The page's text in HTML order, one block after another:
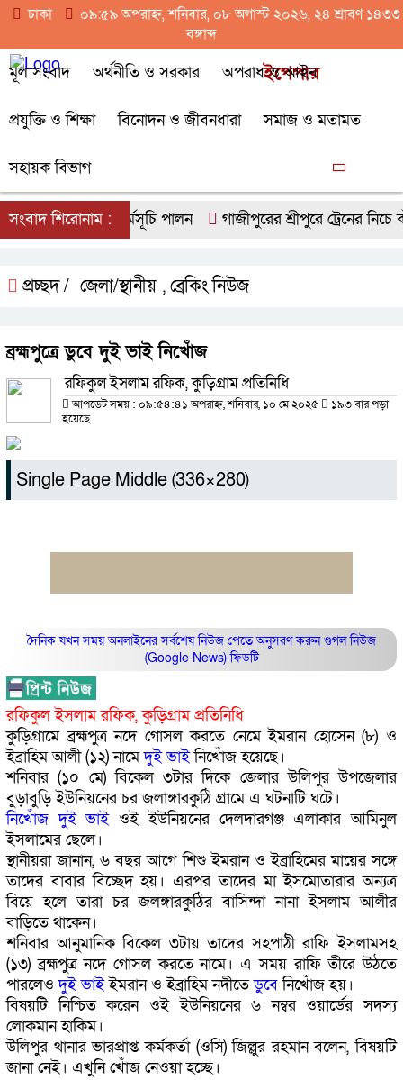
ঢাকা
০৯:৫৯ অপরাহ্ন, শনিবার, ০৮ অগাস্ট ২০২৬, ২৪ শ্রাবণ ১৪৩৩
বঙ্গাব্দ
মূল সংবাদ অর্থনীতি ও সরকার অপরাধ ও আইন
প্রযুক্তি ও শিক্ষা বিনোদন ও জীবনধারা সমাজ ও মতামত
সহায়ক বিভাগ
ইপেপার
সংবাদ শিরোনাম :
ও পরিচ্ছন্নতা কর্মসূচি পালন গাজীপুরের শ্রীপুরে ট্রেনের নিচে
প্রচ্ছদ / জেলা/স্থানীয় , ব্রেকিং নিউজ
ব্রহ্মপুত্রে ডুবে দুই ভাই নিখোঁজ
রফিকুল ইসলাম রফিক, কুড়িগ্রাম প্রতিনিধি
আপডেট সময় : ০৯:৫৪:৪১ অপরাহ্ন, শনিবার, ১০ মে ২০২৫
১৯৩ বার পড়া
হয়েছে
Single Page Middle (336×280)
দৈনিক যখন সময় অনলাইনের সর্বশেষ নিউজ পেতে অনুসরণ করুনগুগল নিউজ
(Google News)ফিডটি
রফিকুল ইসলাম রফিক, কুড়িগ্রাম প্রতিনিধি
কুড়িগ্রামে ব্রহ্মপুত্র নদে গোসল করতে নেমে ইমরান হোসেন (৮) ও
ইব্রাহিম আলী (১২) নামেদুই ভাইনিখোঁজ হয়েছে।
শনিবার (১০ মে) বিকেল ৩টার দিকে জেলার উলিপুর উপজেলার
বুড়াবুড়ি ইউনিয়নের চর জলাঙ্গারকুঠি গ্রামে এ ঘটনাটি ঘটে।
নিখোঁজ দুই ভাইওই ইউনিয়নের দেলদারগঞ্জ এলাকার আমিনুল
ইসলামের ছেলে।
স্থানীয়রা জানান, ৬ বছর আগে শিশু ইমরান ও ইব্রাহিমের মায়ের সঙ্গে
তাদের বাবার বিচ্ছেদ হয়। এরপর তাদের মা ইসমোতারার অন্যত্র
বিয়ে হলে তারা চর জলঙ্গারকুঠির বাসিন্দা নানা ইসলাম আলীর
বাড়িতে থাকেন।
শনিবার আনুমানিক বিকেল ৩টায় তাদের সহপাঠী রাফি ইসলামসহ
(১৩) ব্রহ্মপুত্র নদে গোসল করতে নামে। এ সময় রাফি তীরে উঠতে
পারলেওদুই ভাইইমরান ও ইব্রাহিম নদীতেডুবেনিখোঁজ হয়।
বিষয়টি নিশ্চিত করেন ওই ইউনিয়নের ৬ নম্বর ওয়ার্ডের সদস‌্য
লোকমান হাকিম।
উলিপুর থানার ভারপ্রাপ্ত কর্মকর্তা (ওসি) জিল্লুর রহমান বলেন, বিষয়টি
জানা নেই। এখুনি খোঁজ নেওয়া হচ্ছে।